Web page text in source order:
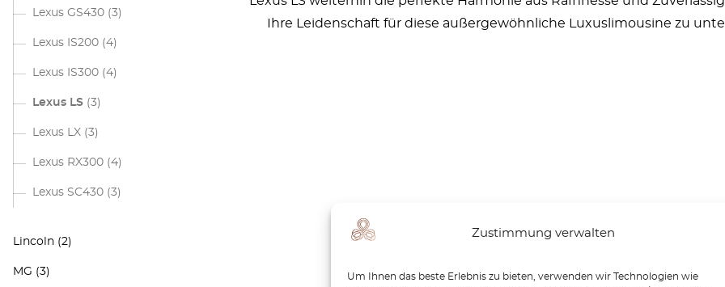
Zustimmung verwalten
Um Ihnen das beste Erlebnis zu bieten, verwenden wir Technologien wie
Lexus GS430 (3)
Lexus IS200 (4)
Lexus IS300 (4)
Lexus LS (3)
Lexus LX (3)
Lexus RX300 (4)
Lexus SC430 (3)
Lincoln (2)
MG (3)
Ihre Leidenschaft für diese außergewöhnliche Luxuslimousine zu